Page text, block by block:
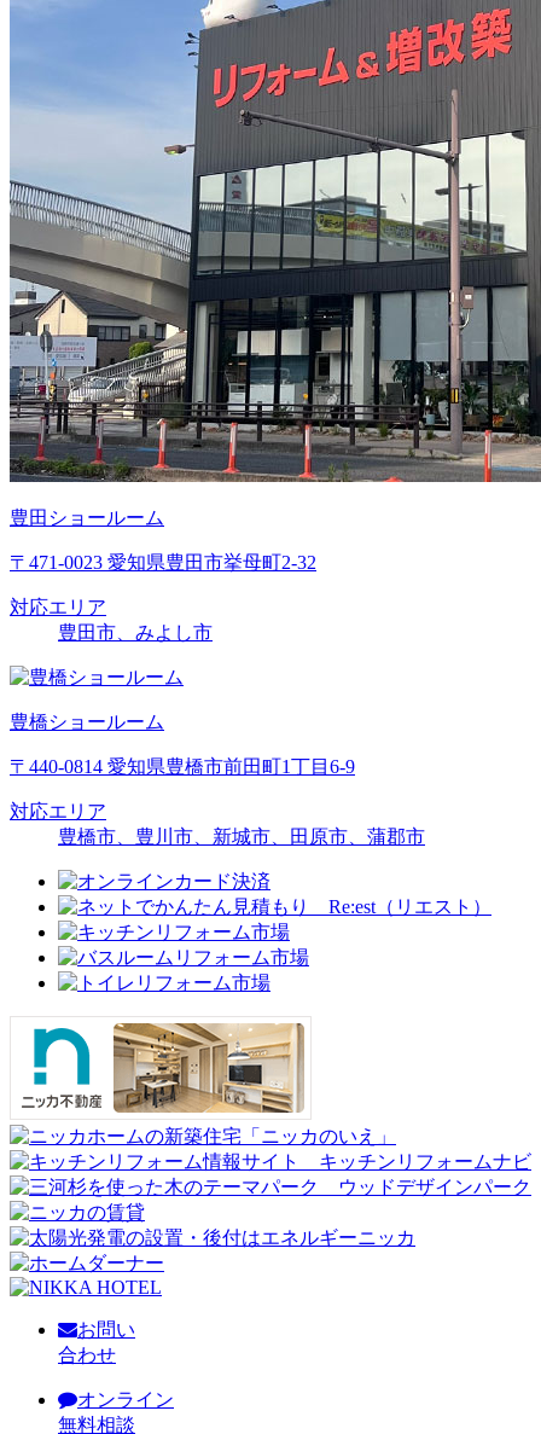
豊田ショールーム
〒471-0023 愛知県豊田市挙母町2-32
対応エリア
豊田市、みよし市
豊橋ショールーム
〒440-0814 愛知県豊橋市前田町1丁目6-9
対応エリア
豊橋市、豊川市、新城市、田原市、蒲郡市
お問い
合わせ
オンライン
無料相談